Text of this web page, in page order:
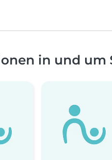
in und um